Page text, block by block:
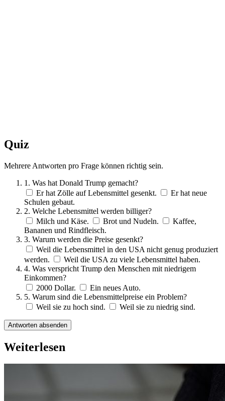
Quiz
Mehrere Antworten pro Frage können richtig sein.
1. Was hat Donald Trump gemacht?
Er hat Zölle auf Lebensmittel gesenkt.
Er hat neue
Schulen gebaut.
2. Welche Lebensmittel werden billiger?
Milch und Käse.
Brot und Nudeln.
Kaffee,
Bananen und Rindfleisch.
3. Warum werden die Preise gesenkt?
Weil die Lebensmittel in den USA nicht genug produziert
werden.
Weil die USA zu viele Lebensmittel haben.
4. Was verspricht Trump den Menschen mit niedrigem
Einkommen?
2000 Dollar.
Ein neues Auto.
5. Warum sind die Lebensmittelpreise ein Problem?
Weil sie zu hoch sind.
Weil sie zu niedrig sind.
Antworten absenden
Weiterlesen